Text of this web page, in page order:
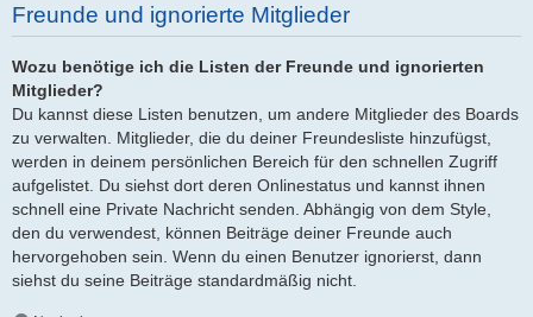
Freunde und ignorierte Mitglieder
Wozu benötige ich die Listen der Freunde und ignorierten
Mitglieder?
Du kannst diese Listen benutzen, um andere Mitglieder des Boards
zu verwalten. Mitglieder, die du deiner Freundesliste hinzufügst,
werden in deinem persönlichen Bereich für den schnellen Zugriff
aufgelistet. Du siehst dort deren Onlinestatus und kannst ihnen
schnell eine Private Nachricht senden. Abhängig von dem Style,
den du verwendest, können Beiträge deiner Freunde auch
hervorgehoben sein. Wenn du einen Benutzer ignorierst, dann
siehst du seine Beiträge standardmäßig nicht.